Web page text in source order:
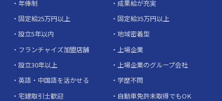
年俸制
成果給が充実
固定給25万円以上
固定給35万円以上
設立5年以内
地域密着型
フランチャイズ加盟店舗
上場企業
設立30年以上
上場企業のグループ会社
英語・中国語を活かせる
学歴不問
宅建取引士歓迎
自動車免許未取得でもOK